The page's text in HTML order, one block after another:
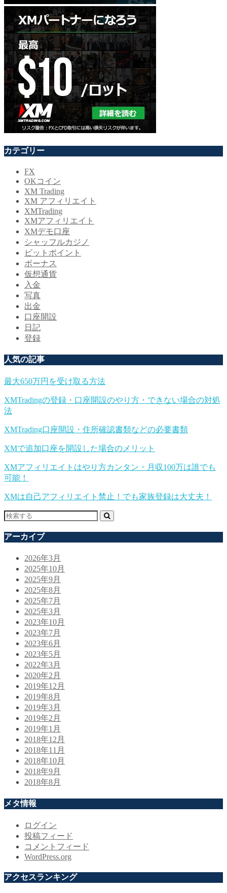
カテゴリー
FX
OKコイン
XM Trading
XM アフィリエイト
XMTrading
XMアフィリエイト
XMデモ口座
シャッフルカジノ
ビットポイント
ボーナス
仮想通貨
入金
写真
出金
口座開設
日記
登録
人気の記事
最大650万円を受け取る方法
XMTradingの登録・口座開設のやり方・できない場合の対処
法
XMTrading口座開設・住所確認書類などの必要書類
XMで追加口座を開設した場合のメリット
XMアフィリエイトはやり方カンタン・月収100万は誰でも
可能！
XMは自己アフィリエイト禁止！でも家族登録は大丈夫！
アーカイブ
2026年3月
2025年10月
2025年9月
2025年8月
2025年7月
2025年3月
2023年10月
2023年7月
2023年6月
2023年5月
2022年3月
2020年2月
2019年12月
2019年8月
2019年3月
2019年2月
2019年1月
2018年12月
2018年11月
2018年10月
2018年9月
2018年8月
メタ情報
ログイン
投稿フィード
コメントフィード
WordPress.org
アクセスランキング